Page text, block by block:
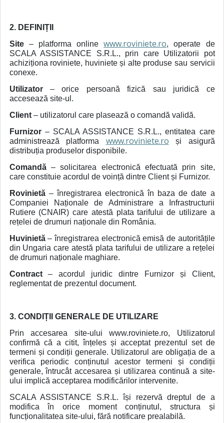
2. DEFINIȚII
Site– platforma onlinewww.roviniete.ro, operate de
SCALA ASSISTANCE S.R.L., prin care Utilizatorii pot
achiziționa roviniete, huviniete și alte produse sau servicii
conexe.
Utilizator– orice persoană fizică sau juridică ce
accesează site-ul.
Client– utilizatorul care plasează o comandă validă.
Furnizor– SCALA ASSISTANCE S.R.L., entitatea care
administrează platforma www.roviniete.ro și asigură
distribuția produselor disponibile.
Comandă– solicitarea electronică efectuată prin site,
care constituie acordul de voință dintre Client și Furnizor.
Rovinietă– înregistrarea electronică în baza de date a
Companiei Naționale de Administrare a Infrastructurii
Rutiere (CNAIR) care atestă plata tarifului de utilizare a
rețelei de drumuri naționale din România.
Huvinietă– înregistrarea electronică emisă de autoritățile
din Ungaria care atestă plata tarifului de utilizare a rețelei
de drumuri naționale maghiare.
Contract– acordul juridic dintre Furnizor și Client,
reglementat de prezentul document.
3. CONDIȚII GENERALE DE UTILIZARE
Prin accesarea site-ului www.roviniete.ro, Utilizatorul
confirmă că a citit, înțeles și acceptat prezentul set de
termeni și condiții generale. Utilizatorul are obligația de a
verifica periodic conținutul acestor termeni și condiții
generale, întrucât accesarea și utilizarea continuă a site-
ului implică acceptarea modificărilor intervenite.
SCALA ASSISTANCE S.R.L. își rezervă dreptul de a
modifica în orice moment conținutul, structura și
funcționalitatea site-ului, fără notificare prealabilă.